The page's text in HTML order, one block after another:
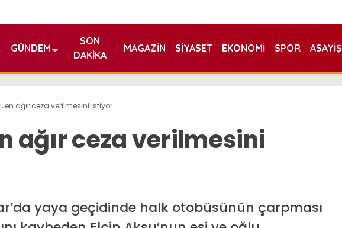
GÜNDEM
SON
DAKIKA
MAGAZIN SIYASET EKONOMI SPOR ASAYIŞ
en ağır ceza verilmesini istiyor
ağır ceza verilmesini
yaya geçidinde halk otobüsünün çarpması